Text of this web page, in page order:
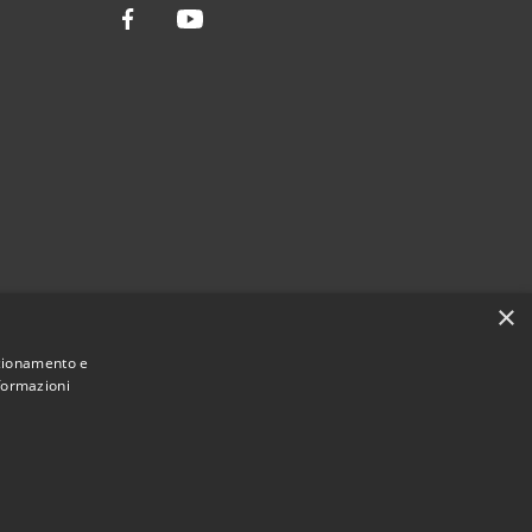
Facebook
Straordinario • Powered by
×
e